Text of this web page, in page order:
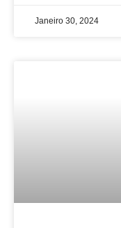
Janeiro 30, 2024